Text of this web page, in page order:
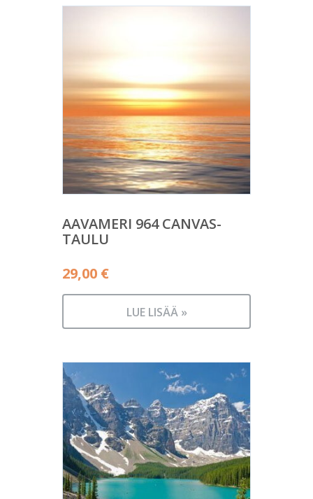
AAVAMERI 964 CANVAS-
TAULU
29,00 €
LUE LISÄÄ »